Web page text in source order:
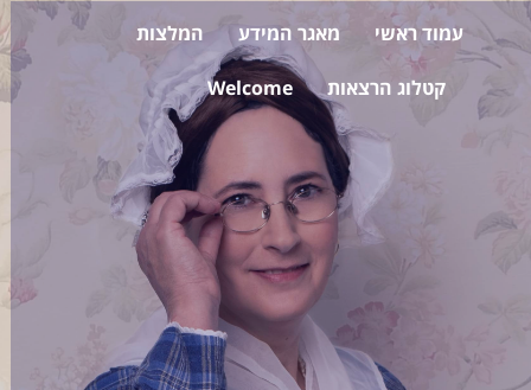
עמוד ראשי מאגר המידע המלצות
קטלוג הרצאות Welcome